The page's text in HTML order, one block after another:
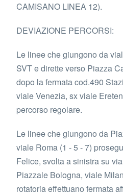
CAMISANO LINEA 12).
DEVIAZIONE PERCORSI:
Le linee che giungono da
SVT e dirette verso Piazza
dopo la fermata cod.490
viale Venezia, sx viale
percorso regolare.
Le linee che giungono da
viale Roma (1 - 5 - 7)
Felice, svolta a sinistra su
Piazzale Bologna, viale
rotatoria effettuano fermata